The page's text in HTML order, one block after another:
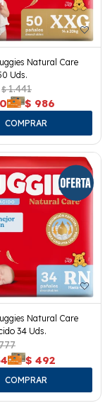
Natural Care
Uds.
$ 1.441
$ 986
Natural Care
34 Uds.
$ 492